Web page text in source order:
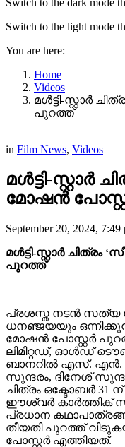
Switch to the dark mode
Switch to the light mode
You are here:
Home
Videos
മൾട്ടി-സ്റ്റാർ
പുറത്ത്
in Film News, Videos
മൾട്ടി-സ്റ്റാർ
മോഷൻ
September 20, 2024, 7:49
മൾട്ടി-സ്റ്റാർ
പുറത്ത്
പ്രശസ്ത നടൻ സത്യ
ധനഞ്ജയയും
മോഷൻ പോസ്റ്റർ
ലിമിറ്റഡ്, ഓൾഡ്
ബാനറിൽ എസ്. എൻ.
സുന്ദരം, ദിനേശ്
ചിത്രം ഒക്ടോബർ 31
ഈശ്വർ കാർത്തിക്
പ്രധാന
തീയതി പുറത്ത്
പോസ്റ്റർ എത്തിയത്.